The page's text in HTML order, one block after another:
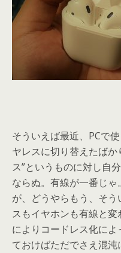
そういえば最近、PCで
ヤレスに切り替えたばか
ス”というものに対し自
ならぬ。有線が一番じ
が、どうやらもう、そ
スもイヤホンも有線と
によりコードレス化に
ておけばただでさえ混